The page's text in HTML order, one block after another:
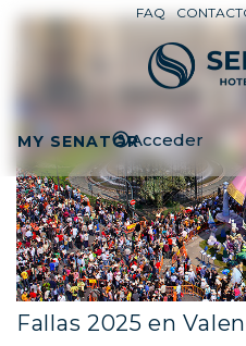
FAQ
MY SENATORAcceder
Fallas 2025 en